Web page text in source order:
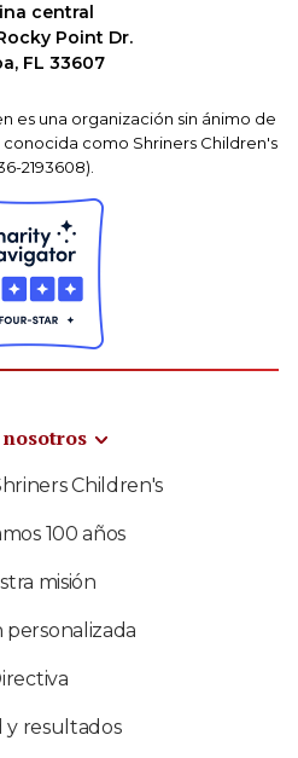
central
Point Dr.
FL 33607
es una organización sin ánimo de
como Shriners Children's
2193608).
nosotros
Children's
100 años
misión
personalizada
y resultados